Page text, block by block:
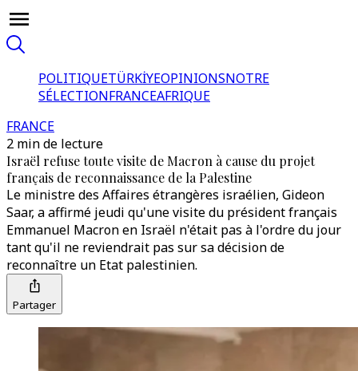
POLITIQUETÜRKİYEOPINIONSNOTRE
SÉLECTIONFRANCEAFRIQUE
FRANCE
2 min de lecture
Israël refuse toute visite de Macron à cause du projet
français de reconnaissance de la Palestine
Le ministre des Affaires étrangères israélien, Gideon
Saar, a affirmé jeudi qu'une visite du président français
Emmanuel Macron en Israël n'était pas à l'ordre du jour
tant qu'il ne reviendrait pas sur sa décision de
reconnaître un Etat palestinien.
Partager